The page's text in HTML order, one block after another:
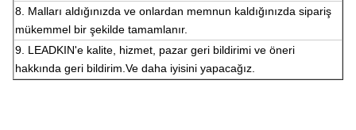
8. Malları aldığınızda ve onlardan memnun kaldığınızda sipariş
mükemmel bir şekilde tamamlanır.
9. LEADKIN'e kalite, hizmet, pazar geri bildirimi ve öneri
hakkında geri bildirim.Ve daha iyisini yapacağız.